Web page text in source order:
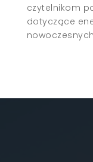
czytelnikom
dotyczące